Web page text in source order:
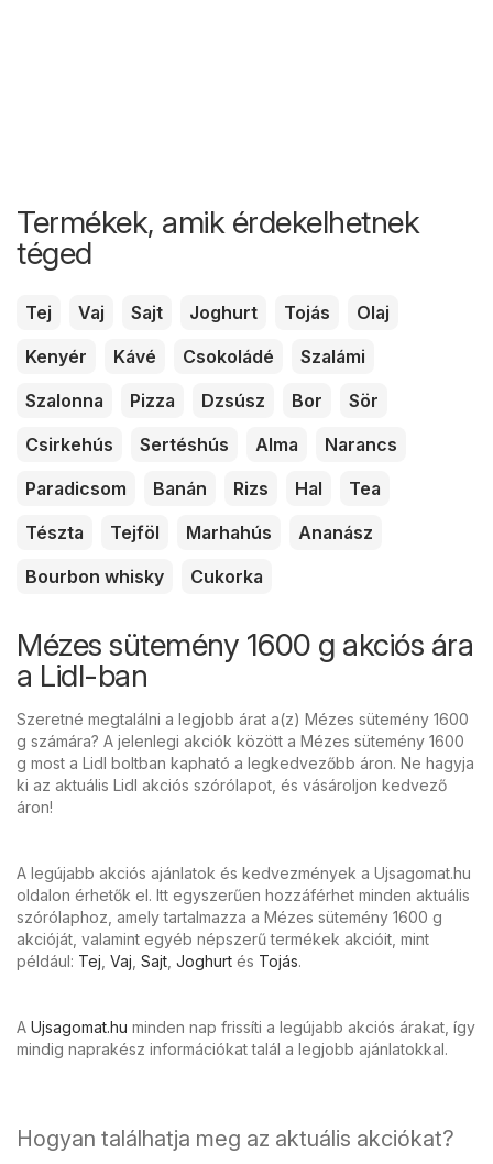
Termékek, amik érdekelhetnek
téged
Tej Vaj Sajt Joghurt Tojás
Olaj
Kenyér
Kávé Csokoládé
Szalámi
Szalonna
Pizza Dzsúsz Bor
Sör
Csirkehús
Sertéshús Alma
Narancs
Paradicsom
Banán Rizs Hal
Tea
Tészta
Tejföl Marhahús
Ananász
Bourbon whisky
Cukorka
Mézes sütemény 1600 g akciós ára
a Lidl-ban
Szeretné megtalálni a legjobb árat a(z) Mézes sütemény 1600
g számára? A jelenlegi akciók között a Mézes sütemény 1600
g most a Lidl boltban kapható a legkedvezőbb áron. Ne hagyja
ki az aktuális Lidl akciós szórólapot, és vásároljon kedvező
áron!
A legújabb akciós ajánlatok és kedvezmények a Ujsagomat.hu
oldalon érhetők el. Itt egyszerűen hozzáférhet minden aktuális
szórólaphoz, amely tartalmazza a Mézes sütemény 1600 g
akcióját, valamint egyéb népszerű termékek akcióit, mint
például: Tej Vaj Sajt Joghurt és Tojás.
A Ujsagomat.hu minden nap frissíti a legújabb akciós árakat, így
mindig naprakész információkat talál a legjobb ajánlatokkal.
Hogyan találhatja meg az aktuális akciókat?